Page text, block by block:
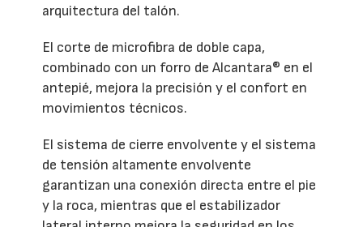
arquitectura del talón.
El corte de microfibra de doble capa,
combinado con un forro de Alcantara® en el
antepié, mejora la precisión y el confort en
movimientos técnicos.
El sistema de cierre envolvente y el sistema
de tensión altamente envolvente
garantizan una conexión directa entre el pie
y la roca, mientras que el estabilizador